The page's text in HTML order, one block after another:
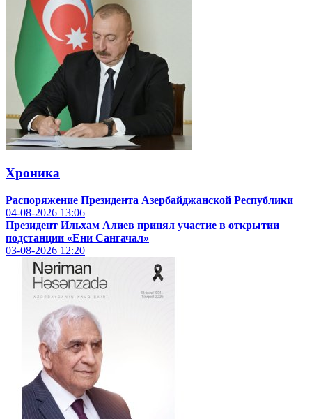
Хроника
Распоряжение Президента Азербайджанской Республики
04-08-2026 13:06
Президент Ильхам Алиев принял участие в открытии
подстанции «Ени Сангачал»
03-08-2026 12:20